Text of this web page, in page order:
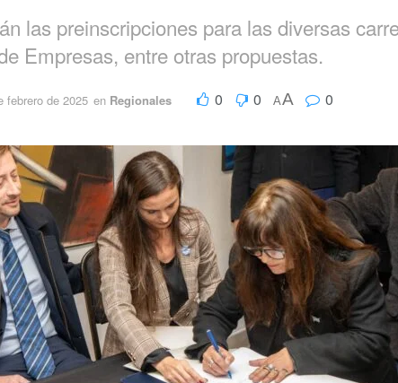
las preinscripciones para las diversas
Empresas, entre otras propuestas.
febrero de 2025 en Regionales 0 0 AA 0